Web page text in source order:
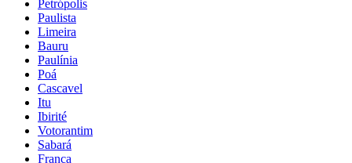
Petrópolis
Paulista
Limeira
Bauru
Paulínia
Poá
Cascavel
Itu
Ibirité
Votorantim
Sabará
Franca